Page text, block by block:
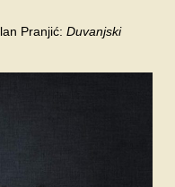
Pranjić: Duvanjski